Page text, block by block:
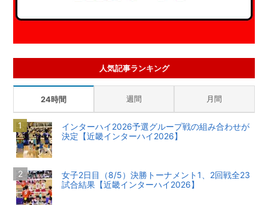
人気記事ランキング
24時間 週間 月間
インターハイ2026予選グループ戦の組み合わせが
決定【近畿インターハイ2026】
女子2日目（8/5）決勝トーナメント1、2回戦全23
試合結果【近畿インターハイ2026】